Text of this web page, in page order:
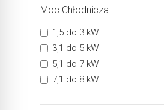
Moc Chłodnicza
1,5 do 3 kW
3,1 do 5 kW
5,1 do 7 kW
7,1 do 8 kW